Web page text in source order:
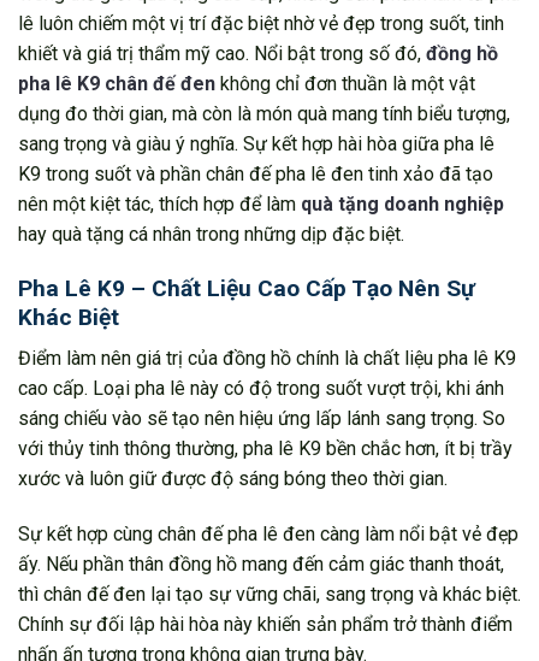
lê luôn chiếm một vị trí đặc biệt nhờ vẻ đẹp trong suốt, tinh
khiết và giá trị thẩm mỹ cao. Nổi bật trong số đó, đồng hồ
pha lê K9 chân đế đen không chỉ đơn thuần là một vật
dụng đo thời gian, mà còn là món quà mang tính biểu tượng,
sang trọng và giàu ý nghĩa. Sự kết hợp hài hòa giữa pha lê
K9 trong suốt và phần chân đế pha lê đen tinh xảo đã tạo
nên một kiệt tác, thích hợp để làm quà tặng doanh nghiệp
hay quà tặng cá nhân trong những dịp đặc biệt.
Pha Lê K9 – Chất Liệu Cao Cấp Tạo Nên Sự
Khác Biệt
Điểm làm nên giá trị của đồng hồ chính là chất liệu pha lê K9
cao cấp. Loại pha lê này có độ trong suốt vượt trội, khi ánh
sáng chiếu vào sẽ tạo nên hiệu ứng lấp lánh sang trọng. So
với thủy tinh thông thường, pha lê K9 bền chắc hơn, ít bị trầy
xước và luôn giữ được độ sáng bóng theo thời gian.
Sự kết hợp cùng chân đế pha lê đen càng làm nổi bật vẻ đẹp
ấy. Nếu phần thân đồng hồ mang đến cảm giác thanh thoát,
thì chân đế đen lại tạo sự vững chãi, sang trọng và khác biệt.
Chính sự đối lập hài hòa này khiến sản phẩm trở thành điểm
nhấn ấn tượng trong không gian trưng bày.